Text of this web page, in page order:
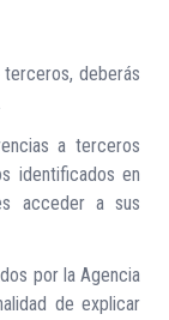
deberás
a terceros
identificados en
acceder a sus
por la Agencia
de explicar